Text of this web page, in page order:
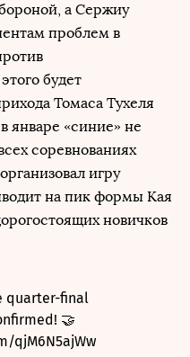
а Сержиу
проблем в
будет
Томаса Тухеля
январе «синие» не
соревнованиях
игру
на пик формы Кая
новичков
quarter-final
🤝
qjM6N5ajWw